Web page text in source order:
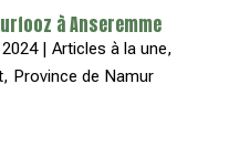
à Anseremme
|Articles à la une,
, Province de Namur